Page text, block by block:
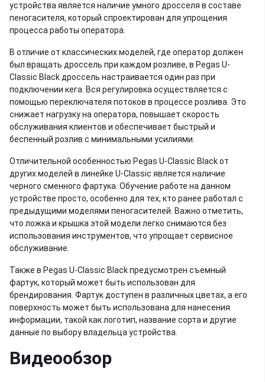
устройства является наличие умного дросселя в составе
пеногасителя, который спроектирован для упрощения
процесса работы оператора.
В отличие от классических моделей, где оператор должен
был вращать дроссель при каждом розливе, в Pegas U-
Classic Black дроссель настраивается один раз при
подключении кега. Вся регулировка осуществляется с
помощью переключателя потоков в процессе розлива. Это
снижает нагрузку на оператора, повышает скорость
обслуживания клиентов и обеспечивает быстрый и
беспенный розлив с минимальными усилиями.
Отличительной особенностью Pegas U-Classic Black от
других моделей в линейке U-Classic является наличие
черного сменного фартука. Обучение работе на данном
устройстве просто, особенно для тех, кто ранее работал с
предыдущими моделями пеногасителей. Важно отметить,
что ложка и крышка этой модели легко снимаются без
использования инструментов, что упрощает сервисное
обслуживание.
Также в Pegas U-Classic Black предусмотрен съемный
фартук, который может быть использован для
брендирования. Фартук доступен в различных цветах, а его
поверхность может быть использована для нанесения
информации, такой как логотип, название сорта и другие
данные по выбору владельца устройства.
Видеообзор